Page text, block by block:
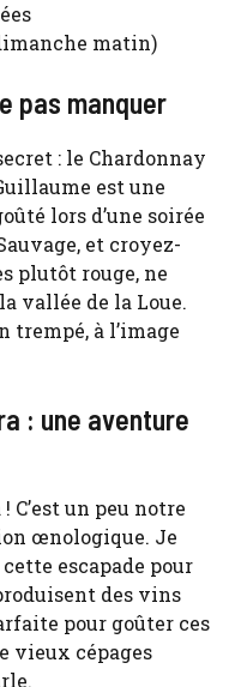
matin)
pas manquer
: le Chardonnay
est une
lors d’une soirée
et croyez-
plutôt rouge, ne
vallée de la Loue.
trempé, à l’image
: une aventure
C’est un peu notre
œnologique. Je
escapade pour
des vins
pour goûter ces
vieux cépages